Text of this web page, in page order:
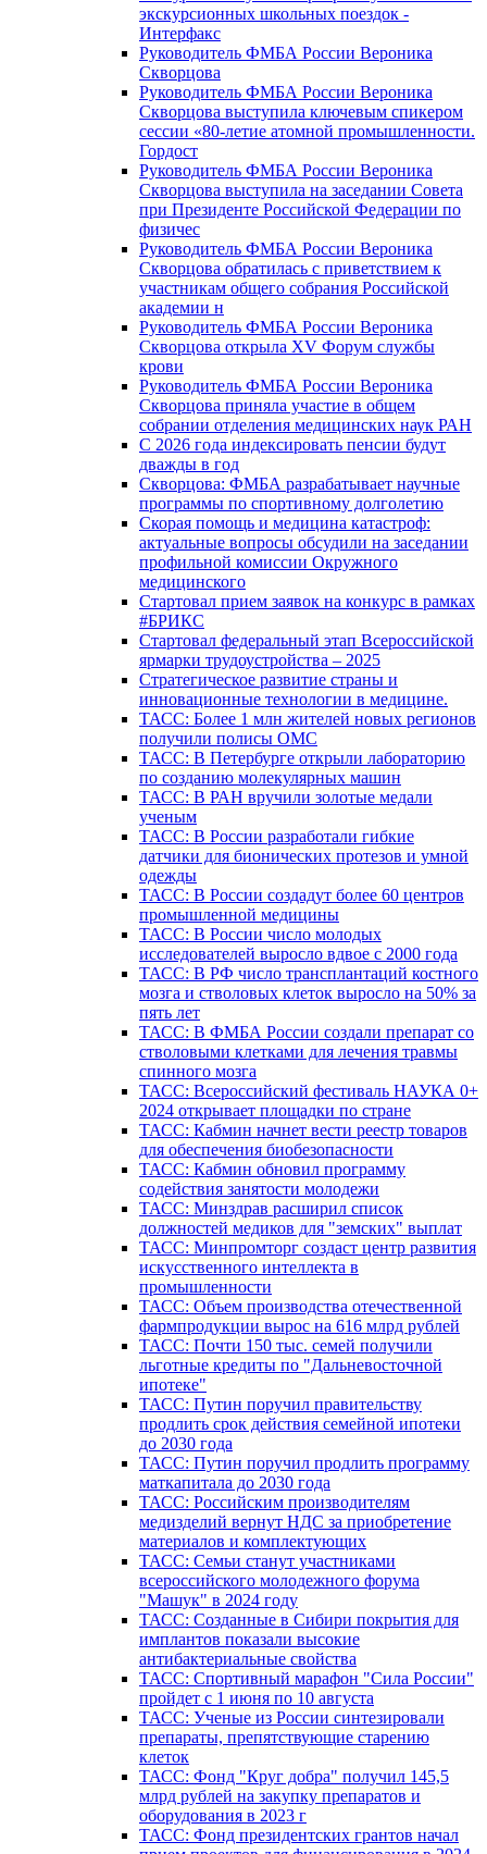
экскурсионных школьных поездок -
Интерфакс
Руководитель ФМБА России Вероника
Скворцова
Руководитель ФМБА России Вероника
Скворцова выступила ключевым спикером
сессии «80-летие атомной промышленности.
Гордост
Руководитель ФМБА России Вероника
Скворцова выступила на заседании Совета
при Президенте Российской Федерации по
физичес
Руководитель ФМБА России Вероника
Скворцова обратилась с приветствием к
участникам общего собрания Российской
академии н
Руководитель ФМБА России Вероника
Скворцова открыла XV Форум службы
крови
Руководитель ФМБА России Вероника
Скворцова приняла участие в общем
собрании отделения медицинских наук РАН
С 2026 года индексировать пенсии будут
дважды в год
Скворцова: ФМБА разрабатывает научные
программы по спортивному долголетию
Скорая помощь и медицина катастроф:
актуальные вопросы обсудили на заседании
профильной комиссии Окружного
медицинского
Стартовал прием заявок на конкурс в рамках
#БРИКС
Стартовал федеральный этап Всероссийской
ярмарки трудоустройства – 2025
Стратегическое развитие страны и
инновационные технологии в медицине.
ТАСС: Более 1 млн жителей новых регионов
получили полисы ОМС
ТАСС: В Петербурге открыли лабораторию
по созданию молекулярных машин
ТАСС: В РАН вручили золотые медали
ученым
ТАСС: В России разработали гибкие
датчики для бионических протезов и умной
одежды
ТАСС: В России создадут более 60 центров
промышленной медицины
ТАСС: В России число молодых
исследователей выросло вдвое с 2000 года
ТАСС: В РФ число трансплантаций костного
мозга и стволовых клеток выросло на 50% за
пять лет
ТАСС: В ФМБА России создали препарат со
стволовыми клетками для лечения травмы
спинного мозга
ТАСС: Всероссийский фестиваль НАУКА 0+
2024 открывает площадки по стране
ТАСС: Кабмин начнет вести реестр товаров
для обеспечения биобезопасности
ТАСС: Кабмин обновил программу
содействия занятости молодежи
ТАСС: Минздрав расширил список
должностей медиков для "земских" выплат
ТАСС: Минпромторг создаст центр развития
искусственного интеллекта в
промышленности
ТАСС: Объем производства отечественной
фармпродукции вырос на 616 млрд рублей
ТАСС: Почти 150 тыс. семей получили
льготные кредиты по "Дальневосточной
ипотеке"
ТАСС: Путин поручил правительству
продлить срок действия семейной ипотеки
до 2030 года
ТАСС: Путин поручил продлить программу
маткапитала до 2030 года
ТАСС: Российским производителям
медизделий вернут НДС за приобретение
материалов и комплектующих
ТАСС: Семьи станут участниками
всероссийского молодежного форума
"Машук" в 2024 году
ТАСС: Созданные в Сибири покрытия для
имплантов показали высокие
антибактериальные свойства
ТАСС: Спортивный марафон "Сила России"
пройдет с 1 июня по 10 августа
ТАСС: Ученые из России синтезировали
препараты, препятствующие старению
клеток
ТАСС: Фонд "Круг добра" получил 145,5
млрд рублей на закупку препаратов и
оборудования в 2023 г
ТАСС: Фонд президентских грантов начал